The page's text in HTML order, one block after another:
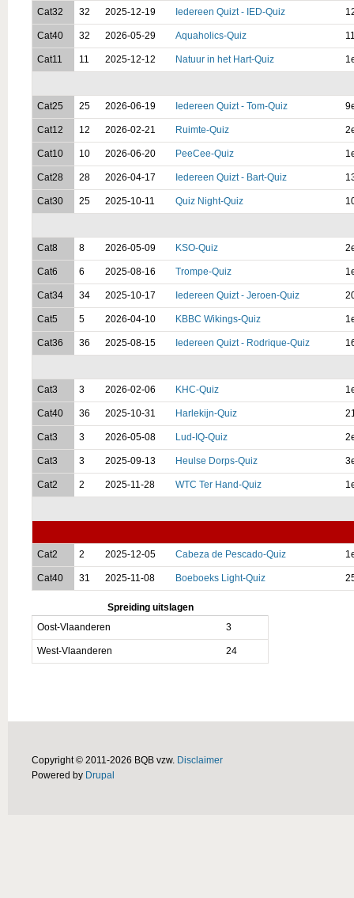
Cat32 32 2025-12-19 Iedereen Quizt - IED-Quiz
Cat40 32 2026-05-29 Aquaholics-Quiz
Cat11 11 2025-12-12 Natuur in het Hart-Quiz
Cat25 25 2026-06-19 Iedereen Quizt - Tom-Quiz
Cat12 12 2026-02-21 Ruimte-Quiz
Cat10 10 2026-06-20 PeeCee-Quiz
Cat28 28 2026-04-17 Iedereen Quizt - Bart-Quiz
Cat30 25 2025-10-11 Quiz Night-Quiz
Cat8 8 2026-05-09 KSO-Quiz
Cat6 6 2025-08-16 Trompe-Quiz
Cat34 34 2025-10-17 Iedereen Quizt - Jeroen-Quiz
Cat5 5 2026-04-10 KBBC Wikings-Quiz
Cat36 36 2025-08-15 Iedereen Quizt - Rodrique-Quiz
Cat3 3 2026-02-06 KHC-Quiz
Cat40 36 2025-10-31 Harlekijn-Quiz
Cat3 3 2026-05-08 Lud-IQ-Quiz
Cat3 3 2025-09-13 Heulse Dorps-Quiz
Cat2 2 2025-11-28 WTC Ter Hand-Quiz
Cat2 2 2025-12-05 Cabeza de Pescado-Quiz
Cat40 31 2025-11-08 Boeboeks Light-Quiz
Spreiding uitslagen
Oost-Vlaanderen
3
West-Vlaanderen 24
Copyright © 2011-2026 BQB vzw. Disclaimer
Powered by Drupal